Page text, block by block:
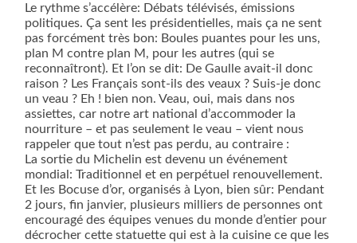
Le rythme s’accélère: Débats télévisés, émissions
politiques. Ça sent les présidentielles, mais ça ne sent
pas forcément très bon: Boules puantes pour les uns,
plan M contre plan M, pour les autres (qui se
reconnaîtront). Et l’on se dit: De Gaulle avait-il donc
raison ? Les Français sont-ils des veaux ? Suis-je donc
un veau ? Eh ! bien non. Veau, oui, mais dans nos
assiettes, car notre art national d’accommoder la
nourriture – et pas seulement le veau – vient nous
rappeler que tout n’est pas perdu, au contraire :
La sortie du Michelin est devenu un événement
mondial: Traditionnel et en perpétuel renouvellement.
Et les Bocuse d’or, organisés à Lyon, bien sûr: Pendant
2 jours, fin janvier, plusieurs milliers de personnes ont
encouragé des équipes venues du monde d’entier pour
décrocher cette statuette qui est à la cuisine ce que les